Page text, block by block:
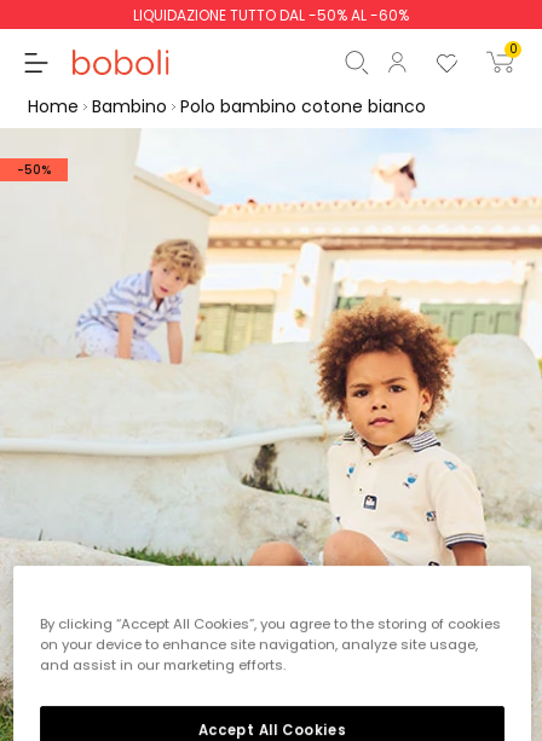
LIQUIDAZIONE TUTTO DAL -50% AL -60%
0
0,00 €
0,00 €
Continua Inizio ordine
Home Bambino Polo bambino cotone bianco
-50%
By clicking “Accept All Cookies”, you agree to the storing of cookies
on your device to enhance site navigation, analyze site usage,
and assist in our marketing efforts.
Accept All Cookies